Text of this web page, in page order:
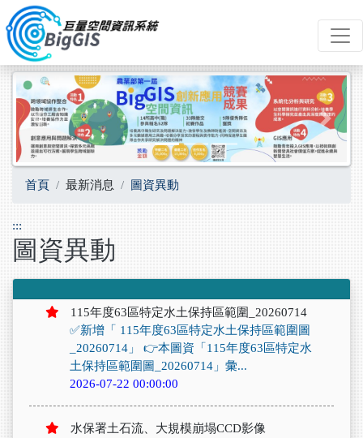
跳到主要內容
Previous Next
首頁 最新消息 圖資異動
:::
圖資異動
115年度63區特定水土保持區範圍_20260714
✅新增「 115年度63區特定水土保持區範圍圖
_20260714」 👉本圖資「115年度63區特定水
土保持區範圍圖_20260714」彙...
2026-07-22 00:00:00
水保署土石流、大規模崩塌CCD影像